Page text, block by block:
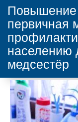
первичная
населению
медсестёр